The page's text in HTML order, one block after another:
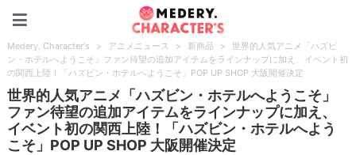
Medery. Character's > アニメニュース > 新商品 >
世界的人気アニメ「ハズビ
ン・ホテルへようこそ」ファン待望の追加アイテムをラインナップに加え、イベント初
の関西上陸！「ハズビン・ホテルへようこそ」POP UP SHOP 大阪開催決定
世界的人気アニメ「ハズビン・ホテルへようこそ」
ファン待望の追加アイテムをラインナップに加え、
イベント初の関西上陸！「ハズビン・ホテルへよう
こそ」POP UP SHOP 大阪開催決定